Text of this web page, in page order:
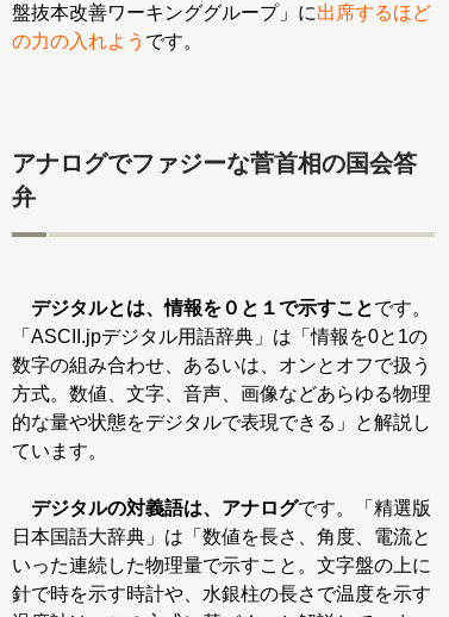
盤抜本改善ワーキンググループ」に出席するほど
の力の入れよう です。
アナログでファジーな菅首相の国会答
弁
デジタルとは、情報を０と１で示すことです。
「ASCII.jpデジタル用語辞典」は「情報を0と1の
数字の組み合わせ、あるいは、オンとオフで扱う
方式。数値、文字、音声、画像などあらゆる物理
的な量や状態をデジタルで表現できる」と解説し
ています。
デジタルの対義語は、アナログです。「精選版
日本国語大辞典」は「数値を長さ、角度、電流と
いった連続した物理量で示すこと。文字盤の上に
針で時を示す時計や、水銀柱の長さで温度を示す